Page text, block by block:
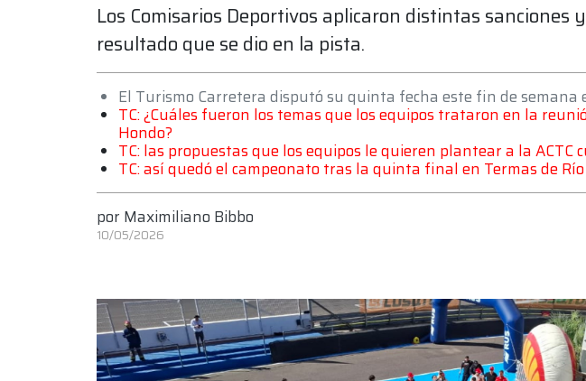
Los Comisarios Deportivos aplicaron distintas sanciones
resultado que se dio en la pista.
El Turismo Carretera disputó su quinta fecha este fin de semana
TC: ¿Cuáles fueron los temas que los equipos trataron en la
Hondo?
TC: las propuestas que los equipos le quieren plantear a la ACTC
TC: así quedó el campeonato tras la quinta final en Termas de
por Maximiliano Bibbo
10/05/2026